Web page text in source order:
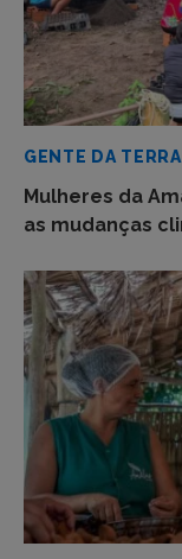
GENTE DA TERRA
Mulheres da
as mudanças